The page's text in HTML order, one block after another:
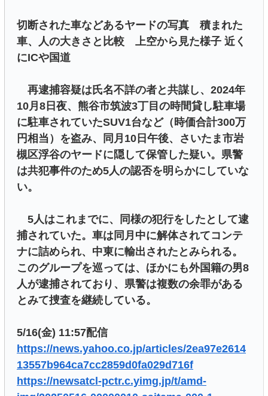
切断された車などあるヤードの写真 積まれた
車、人の大きさと比較 上空から見た様子 近く
にICや国道
再逮捕容疑は氏名不詳の者と共謀し、2024年
10月8日夜、熊谷市筑波3丁目の時間貸し駐車場
に駐車されていたSUV1台など（時価合計300万
円相当）を盗み、同月10日午後、さいたま市岩
槻区浮谷のヤードに隠して保管した疑い。県警
は共犯事件のため5人の認否を明らかにしていな
い。
5人はこれまでに、同様の犯行をしたとして逮
捕されていた。車は同月中に解体されてコンテ
ナに詰められ、中東に輸出されたとみられる。
このグループを巡っては、ほかにも外国籍の男8
人が逮捕されており、県警は複数の余罪がある
とみて捜査を継続している。
5/16(金) 11:57配信
https://news.yahoo.co.jp/articles/2ea97e2614
13557b964ca7cc2859d0fa029d716f
https://newsatcl-pctr.c.yimg.jp/t/amd-